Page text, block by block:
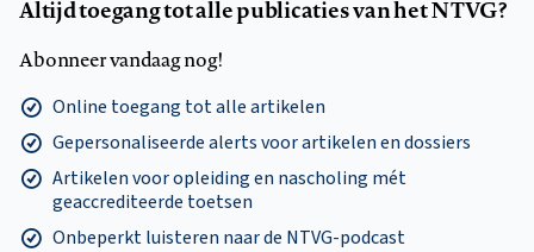
Altijd toegang tot alle publicaties van het NTVG?
Abonneer vandaag nog!
Online toegang tot alle artikelen
Gepersonaliseerde alerts voor artikelen en dossiers
Artikelen voor opleiding en nascholing mét
geaccrediteerde toetsen
Onbeperkt luisteren naar de NTVG-podcast